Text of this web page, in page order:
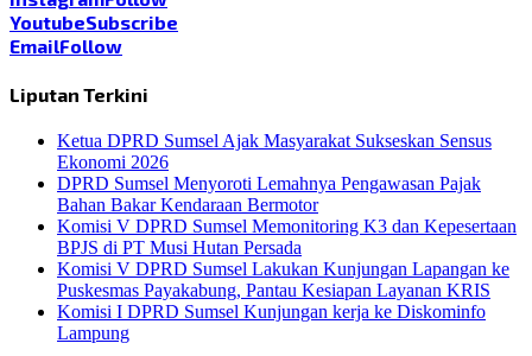
YoutubeSubscribe
EmailFollow
Liputan Terkini
Ketua DPRD Sumsel Ajak Masyarakat Sukseskan Sensus
Ekonomi 2026
DPRD Sumsel Menyoroti Lemahnya Pengawasan Pajak
Bahan Bakar Kendaraan Bermotor
Komisi V DPRD Sumsel Memonitoring K3 dan Kepesertaan
BPJS di PT Musi Hutan Persada
Komisi V DPRD Sumsel Lakukan Kunjungan Lapangan ke
Puskesmas Payakabung, Pantau Kesiapan Layanan KRIS
Komisi I DPRD Sumsel Kunjungan kerja ke Diskominfo
Lampung